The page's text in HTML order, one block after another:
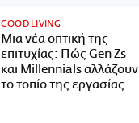
GOOD LIVING
Μια νέα οπτική της
επιτυχίας: Πώς Gen Zs
και Millennials αλλάζουν
το τοπίο της εργασίας